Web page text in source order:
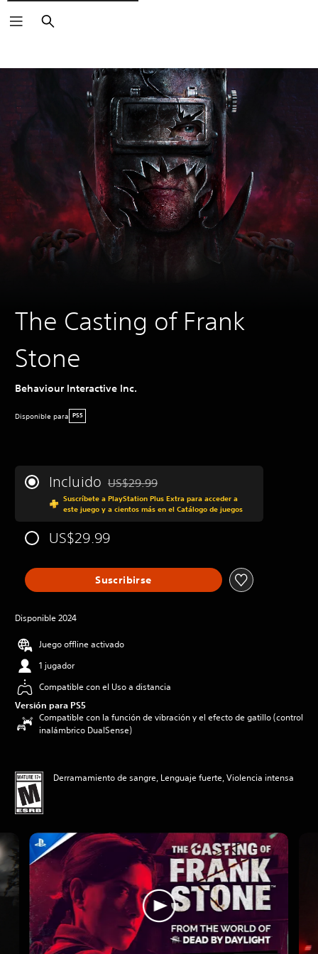
Buscar
The Casting of Frank
Stone
Behaviour Interactive Inc.
Disponible para PS5
Incluido Rebajado del precio original de US$29.99
US$29.99
Suscríbete a PlayStation Plus Extra para acceder a
este juego y a cientos más en el Catálogo de juegos
US$29.99
Suscribirse
Disponible 2024
Juego offline activado
1 jugador
Compatible con el Uso a distancia
Versión para PS5
Compatible con la función de vibración y el efecto de gatillo (control
inalámbrico DualSense)
Derramamiento de sangre, Lenguaje fuerte, Violencia intensa